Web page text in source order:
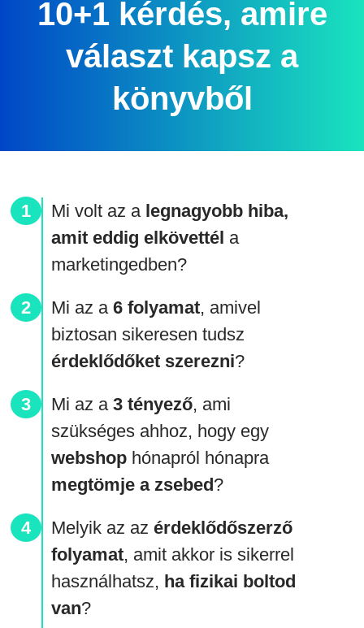
10+1 kérdés, amire
választ kapsz a
könyvből
Mi volt az a legnagyobb hiba,
amit eddig elkövettél a
marketingedben?
Mi az a 6 folyamat, amivel
biztosan sikeresen tudsz
érdeklődőket szerezni?
Mi az a 3 tényező, ami
szükséges ahhoz, hogy egy
webshop hónapról hónapra
megtömje a zsebed ?
Melyik az az érdeklődőszerző
folyamat, amit akkor is sikerrel
használhatsz, ha fizikai boltod
van?